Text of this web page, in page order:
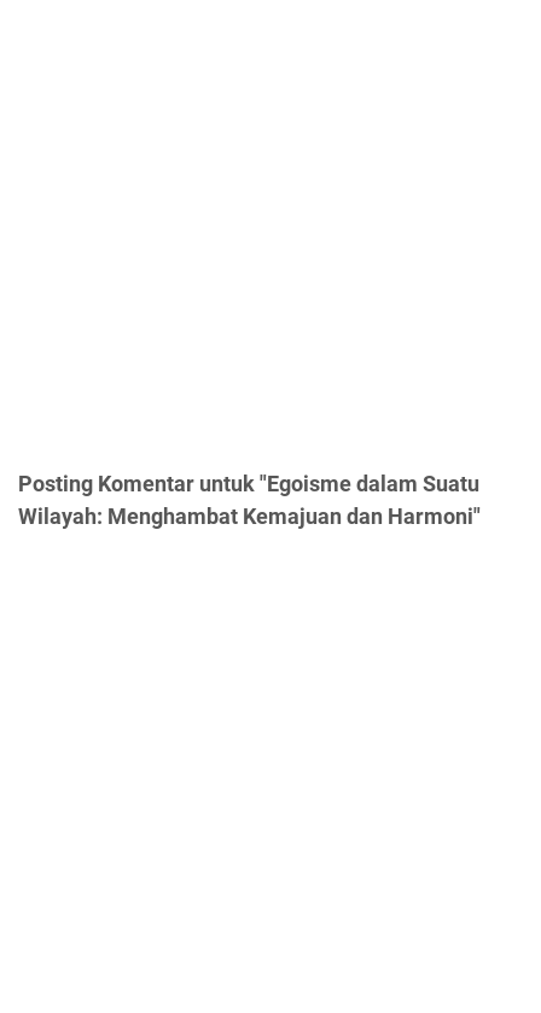
Posting Komentar untuk "Egoisme dalam Suatu
Wilayah: Menghambat Kemajuan dan Harmoni"